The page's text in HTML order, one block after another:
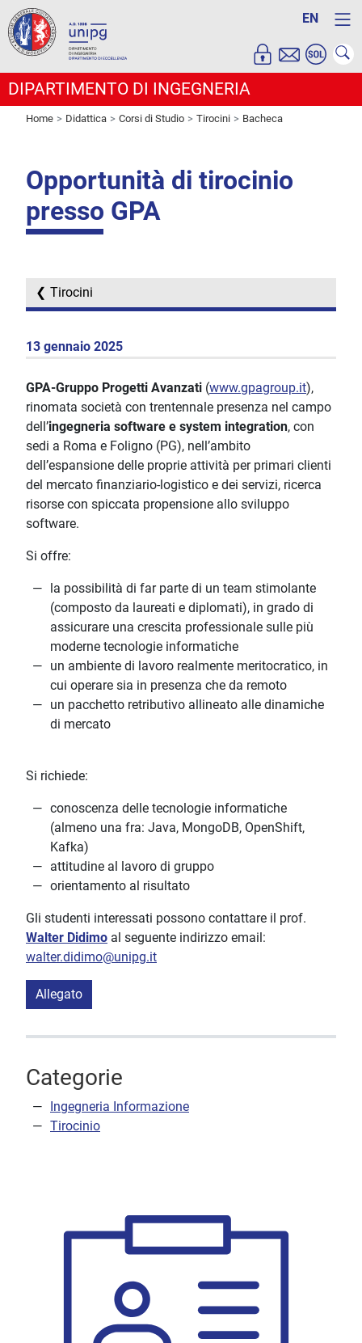
EN
DIPARTIMENTO DI INGEGNERIA
Home Didattica Corsi di Studio Tirocini Bacheca
Opportunità di tirocinio
presso GPA
Tirocini
13 gennaio 2025
GPA-Gruppo Progetti Avanzati (www.gpagroup.it),
rinomata società con trentennale presenza nel campo
dell’ingegneria software e system integration, con
sedi a Roma e Foligno (PG), nell’ambito
dell’espansione delle proprie attività per primari clienti
del mercato finanziario-logistico e dei servizi, ricerca
risorse con spiccata propensione allo sviluppo
software.
Si offre:
la possibilità di far parte di un team stimolante
(composto da laureati e diplomati), in grado di
assicurare una crescita professionale sulle più
moderne tecnologie informatiche
un ambiente di lavoro realmente meritocratico, in
cui operare sia in presenza che da remoto
un pacchetto retributivo allineato alle dinamiche
di mercato
Si richiede:
conoscenza delle tecnologie informatiche
(almeno una fra: Java, MongoDB, OpenShift,
Kafka)
attitudine al lavoro di gruppo
orientamento al risultato
Gli studenti interessati possono contattare il prof.
Walter Didimo al seguente indirizzo email:
walter.didimo@unipg.it
Allegato
Categorie
Ingegneria Informazione
Tirocinio